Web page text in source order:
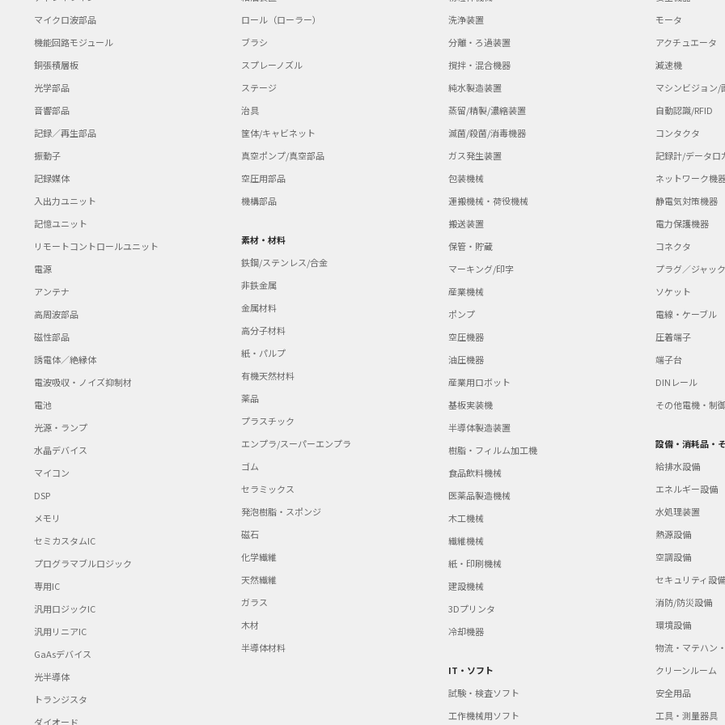
マイクロ波部品
機能回路モジュール
銅張積層板
光学部品
音響部品
記録／再生部品
振動子
記録媒体
入出力ユニット
記憶ユニット
リモートコントロールユニット
電源
アンテナ
高周波部品
磁性部品
誘電体／絶縁体
電波吸収・ノイズ抑制材
電池
光源・ランプ
水晶デバイス
マイコン
DSP
メモリ
セミカスタムIC
プログラマブルロジック
専用IC
汎用ロジックIC
汎用リニアIC
GaAsデバイス
光半導体
トランジスタ
ダイオード
ロール（ローラー）
ブラシ
スプレーノズル
ステージ
治具
筐体/キャビネット
真空ポンプ/真空部品
空圧用部品
機構部品
素材・材料
鉄鋼/ステンレス/合金
非鉄金属
金属材料
高分子材料
紙・パルプ
有機天然材料
薬品
プラスチック
エンプラ/スーパーエンプラ
ゴム
セラミックス
発泡樹脂・スポンジ
磁石
化学繊維
天然繊維
ガラス
木材
半導体材料
洗浄装置
分離・ろ過装置
撹拌・混合機器
純水製造装置
蒸留/精製/濃縮装置
滅菌/殺菌/消毒機器
ガス発生装置
包装機械
運搬機械・荷役機械
搬送装置
保管・貯蔵
マーキング/印字
産業機械
ポンプ
空圧機器
油圧機器
産業用ロボット
基板実装機
半導体製造装置
樹脂・フィルム加工機
食品飲料機械
医薬品製造機械
木工機械
繊維機械
紙・印刷機械
建設機械
3Dプリンタ
冷却機器
IT・ソフト
試験・検査ソフト
工作機械用ソフト
モータ
アクチュエータ
減速機
マシンビジョン/
自動認識/RFID
コンタクタ
記録計/データロ
ネットワーク機
静電気対策機器
電力保護機器
コネクタ
プラグ／ジャック
ソケット
電線・ケーブル
圧着端子
端子台
DINレール
その他電機・制御
設備・消耗品・
給排水設備
エネルギー設備
水処理装置
熱源設備
空調設備
セキュリティ設備
消防/防災設備
環境設備
物流・マテハン
クリーンルーム
安全用品
工具・測量器具